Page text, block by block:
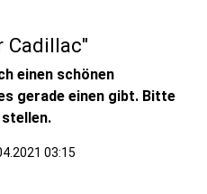
Cadillac"
einen schönen
gerade einen gibt. Bitte
03:15